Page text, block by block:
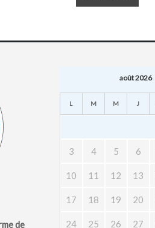
de
août 2026
L M M J
3 4 5 6
10 11 12 13
17 18 19 20
24 25 26 27